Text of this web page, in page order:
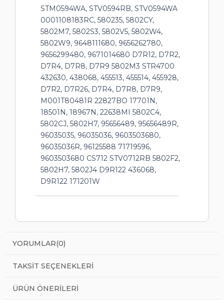
STM0594WA, STV0594RB, STV0594WA
0001108183RC, 580235, 5802CY,
5802M7, 5802S3, 5802V5, 5802W4,
5802W9, 9648111680, 9656262780,
9656299480, 9671014680 D7R12, D7R2,
D7R4, D7R8, D7R9 5802M3 STR4700
432630, 438068, 455513, 455514, 455928,
D7R2, D7R26, D7R4, D7R8, D7R9,
M001T80481R 22827BO 17701N,
18501N, 18967N, 22638MI 5802C4,
5802CJ, 5802H7, 95656489, 95656489R,
96035035, 96035036, 9603503680,
96035036R, 96125588 71719596,
9603503680 CS712 STV0712RB 5802F2,
5802H7, 5802J4 D9R122 436068,
D9R122 171201W
YORUMLAR(0)
TAKSIT SEÇENEKLERI
ÜRÜN ÖNERILERI